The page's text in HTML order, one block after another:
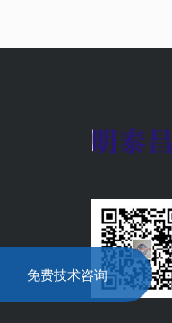
免费技术咨询